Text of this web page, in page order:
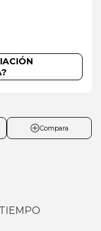
Compara